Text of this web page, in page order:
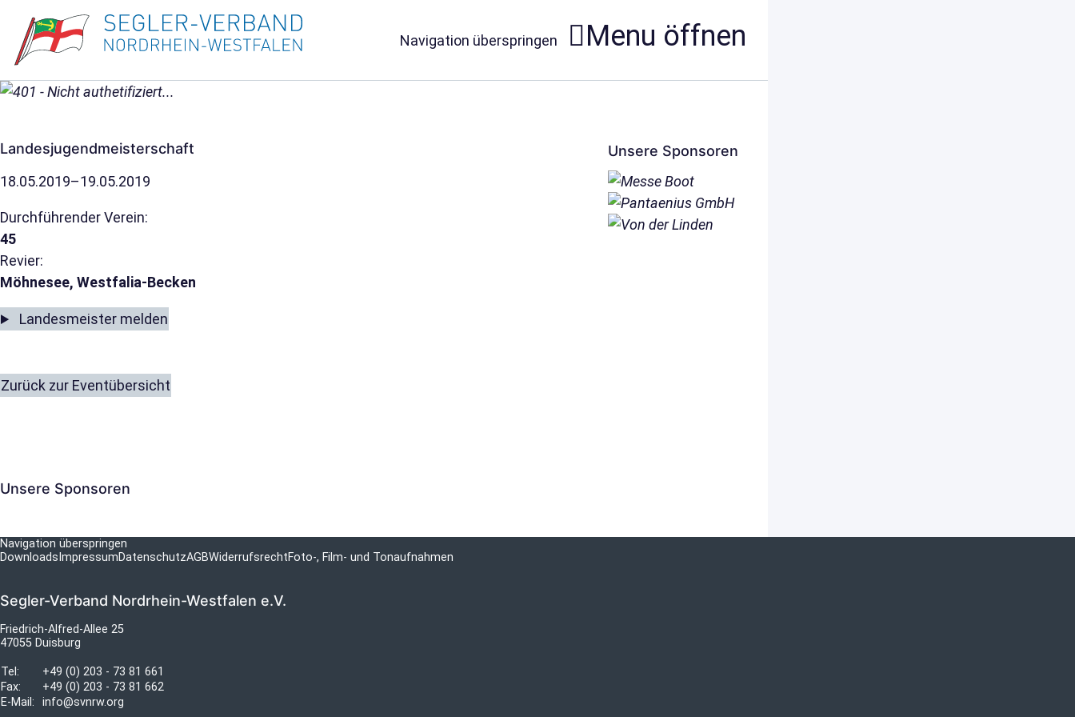
Navigation überspringen Menu öffnen
Landesjugendmeisterschaft
18.05.2019–19.05.2019
Durchführender Verein:
45
Revier:
Möhnesee, Westfalia-Becken
Landesmeister melden
Zurück zur Eventübersicht
Unsere Sponsoren
Unsere Sponsoren
Navigation überspringen
Downloads ImpressumDatenschutzAGBWiderrufsrechtFoto-, Film- und Tonaufnahmen
Segler-Verband Nordrhein-Westfalen e.V.
Friedrich-Alfred-Allee 25
47055 Duisburg
Tel:
+49 (0) 203 - 73 81 661
Fax:
+49 (0) 203 - 73 81 662
E-Mail:
info@svnrw.org